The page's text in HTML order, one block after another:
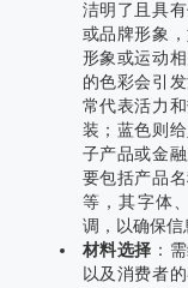
洁明了且具
或品牌形象
形象或运动
的色彩会引
常代表活力
装；蓝色则
子产品或金
要包括产品
等，其字体
调，以确保信
材料选择 ：
以及消费者